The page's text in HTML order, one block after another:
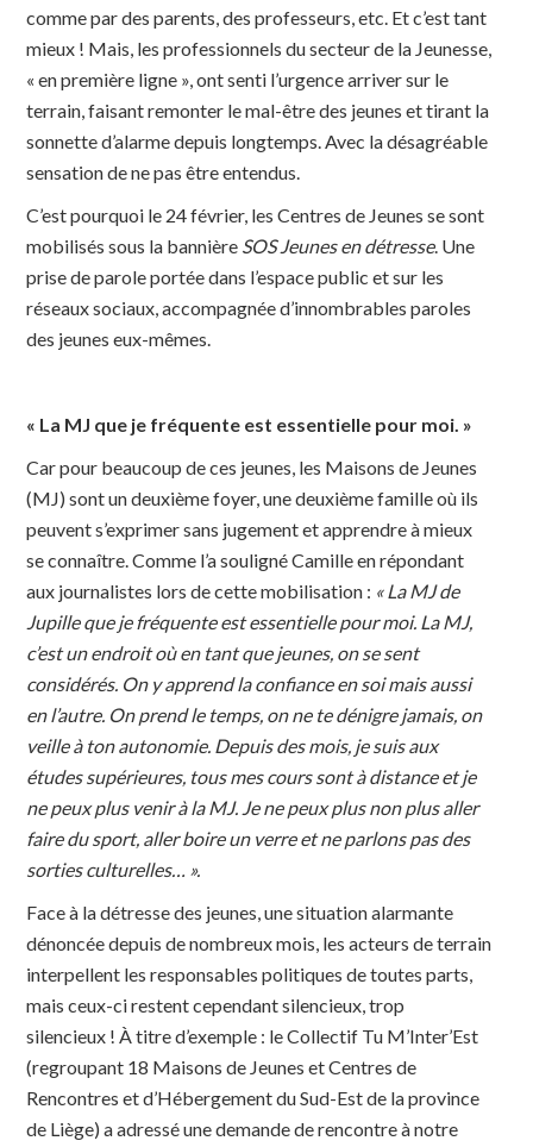
comme par des parents, des professeurs, etc. Et c’est tant
mieux ! Mais, les professionnels du secteur de la Jeunesse,
« en première ligne », ont senti l’urgence arriver sur le
terrain, faisant remonter le mal-être des jeunes et tirant la
sonnette d’alarme depuis longtemps. Avec la désagréable
sensation de ne pas être entendus.
C’est pourquoi le 24 février, les Centres de Jeunes se sont
mobilisés sous la bannière SOS Jeunes en détresse. Une
prise de parole portée dans l’espace public et sur les
réseaux sociaux, accompagnée d’innombrables paroles
des jeunes eux-mêmes.
« La MJ que je fréquente est essentielle pour moi. »
Car pour beaucoup de ces jeunes, les Maisons de Jeunes
(MJ) sont un deuxième foyer, une deuxième famille où ils
peuvent s’exprimer sans jugement et apprendre à mieux
se connaître. Comme l’a souligné Camille en répondant
aux journalistes lors de cette mobilisation : « La MJ de
Jupille que je fréquente est essentielle pour moi. La MJ,
c’est un endroit où en tant que jeunes, on se sent
considérés. On y apprend la confiance en soi mais aussi
en l’autre. On prend le temps, on ne te dénigre jamais, on
veille à ton autonomie. Depuis des mois, je suis aux
études supérieures, tous mes cours sont à distance et je
ne peux plus venir à la MJ. Je ne peux plus non plus aller
faire du sport, aller boire un verre et ne parlons pas des
sorties culturelles… ».
Face à la détresse des jeunes, une situation alarmante
dénoncée depuis de nombreux mois, les acteurs de terrain
interpellent les responsables politiques de toutes parts,
mais ceux-ci restent cependant silencieux, trop
silencieux !Àtitre d’exemple : le Collectif Tu M’Inter’Est
(regroupant 18 Maisons de Jeunes et Centres de
Rencontres et d’Hébergement du Sud-Est de la province
de Liège) a adressé une demande de rencontre à notre